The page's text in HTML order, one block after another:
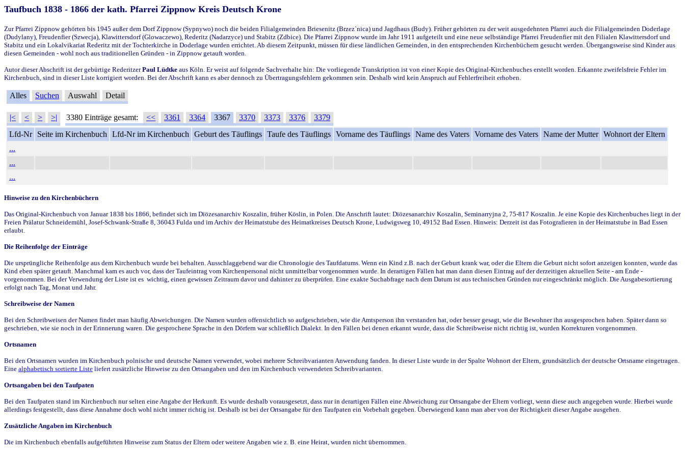
Taufbuch 1838 - 1866 der kath. Pfarrei Zippnow Kreis Deutsch Krone
Zur Pfarrei Zippnow gehörten bis 1945 außer dem Dorf Zippnow (Sypnywo) noch die beiden Filialgemeinden Briesenitz (Brzez`nica) und Jagdhaus (Budy). Früher gehörten zu der weit ausgedehnten Pfarrei auch die Filialgemeinden Doderlage
(Dudylany), Freudenfier (Szwecja), Klawittersdorf (Glowaczewo), Rederitz (Nadarzyce) und Stabitz (Zdbice). Die Pfarrei Zippnow wurde im Jahr 1911 aufgeteilt und eine neue selbständige Pfarrei Freudenfier mit den Filialen Klawittersdorf und
Stabitz und ein Lokalvikariat Rederitz mit der Tochterkirche in Doderlage wurden errichtet. Ab diesem Zeitpunkt, müssen für diese ländlichen Gemeinden, in den entsprechenden Kirchenbüchern gesucht werden. Übergangsweise sind Kinder aus
diesen Gemeinden - wohl noch aus traditionellen Gründen - in Zippnow getauft worden.
Autor dieser Abschrift ist der gebürtige RederitzerPaul Lüdtke aus Köln. Er weist auf folgende Sachverhalte hin: Die vorliegende Transkription ist von einer Kopie des Original-Kirchenbuches erstellt worden. Erkannte zweifelsfreie Fehler im
Kirchenbuch, sind in dieser Liste korrigiert worden. Bei der Abschrift kann es aber dennoch zu Übertragungsfehlern gekommen sein. Deshalb wird kein Anspruch auf Fehlerfreiheit erhoben.
Alles Suchen Auswahl Detail
|< < > >| 3380 Einträge gesamt: << 3361 3364 3367 3370 3373 3376
3379
Lfd-Nr
Seite im Kirchenbuch Lfd-Nr im Kirchenbuch Geburt des Täuflings Taufe des Täuflings Vorname des Täuflings Name des Vaters Vorname des Vaters Name der Mutter Wohnort der Eltern
...
...
...
Hinweise zu den Kirchenbüchern
Das Original-Kirchenbuch von Januar 1838 bis 1866, befindet sich im Diözesanarchiv Koszalin, früher Köslin, in Polen. Die Anschrift lautet: Diözesanarchiv Koszalin, Seminarryjna 2, 75-817 Koszalin. Je eine Kopie des Kirchenbuches liegt in der
Freien Prälatur Schneidemühl, Josef-Schwank-Straße 8, 36043 Fulda und im Archiv der Heimatstube des Heimatkreises Deutsch Krone, Ludwigsweg 10, 49152 Bad Essen. Hinweis: Derzeit ist das Fotografieren in der Heimatstube in Bad Essen
erlaubt.
Die Reihenfolge der Einträge
Die ursprüngliche Reihenfolge aus dem Kirchenbuch wurde bei behalten. Ausschlaggebend war die Chronologie des Taufdatums. Wenn ein Kind z.B. nach der Geburt krank war, oder die Eltern die Geburt nicht sofort anzeigen konnten, wurde das
Kind eben später getauft. Manchmal kam es auch vor, dass der Taufeintrag vom Kirchenpersonal nicht unmittelbar vorgenommen wurde. In derartigen Fällen hat man dann diesen Eintrag auf der derzeitigen aktuellen Seite - am Ende -
vorgenommen. Bei der Verwendung der Liste ist es wichtig, einen gewissen Zeitraum davor und dahinter zu überprüfen. Eine exakte Suchabfrage nach dem Datum ist aus technischen Gründen nur eingeschränkt möglich. Die Ausgabesortierung
erfolgt nach Tag, Monat und Jahr.
Schreibweise der Namen
Bei den Schreibweisen der Namen findet man häufig Abweichungen. Die Namen wurden offensichtlich so aufgeschrieben, wie die Amtsperson ihn verstanden hat, oder besser gesagt, wie die Bewohner ihn ausgesprochen haben. Später dann so
geschrieben, wie sie noch in der Erinnerung waren. Die gesprochene Sprache in den Dörfern war schließlich Dialekt. In den Fällen bei denen erkannt wurde, dass die Schreibweise nicht richtig ist, wurden Korrekturen vorgenommen.
Ortsnamen
Bei den Ortsnamen wurden im Kirchenbuch polnische und deutsche Namen verwendet, wobei mehrere Schreibvarianten Anwendung fanden. In dieser Liste wurde in der Spalte Wohnort der Eltern, grundsätzlich der deutsche Ortsname eingetragen.
Eine alphabetisch sortierte Liste liefert zusätzliche Hinweise zu den Ortsangaben und den im Kirchenbuch verwendeten Schreibvarianten.
Ortsangaben bei den Taufpaten
Bei den Taufpaten stand im Kirchenbuch nur selten eine Angabe der Herkunft. Es wurde deshalb vorausgesetzt, dass nur in derartigen Fällen eine Abweichung zur Ortsangabe der Eltern vorliegt, wenn diese auch angegeben wurde. Hierbei wurde
allerdings festgestellt, dass diese Annahme doch wohl nicht immer richtig ist. Deshalb ist bei der Ortsangabe für den Taufpaten ein Vorbehalt gegeben. Überwiegend kann man aber von der Richtigkeit dieser Angabe ausgehen.
Zusätzliche Angaben im Kirchenbuch
Die im Kirchenbuch ebenfalls aufgeführten Hinweise zum Status der Eltern oder weitere Angaben wie z. B. eine Heirat, wurden nicht übernommen.